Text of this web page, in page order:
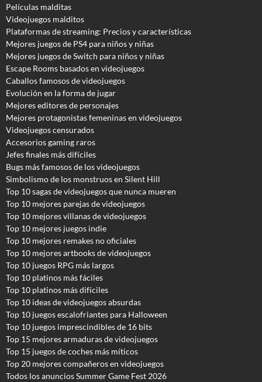
Películas malditas
Videojuegos malditos
Plataformas de streaming: Precios y características
Mejores juegos de PS4 para niños y niñas
Mejores juegos de Switch para niños y niñas
Escape Rooms basados en videojuegos
Caballos famosos de videojuegos
Evolución en la forma de jugar
Mejores editores de personajes
Mejores protagonistas femeninas en videojuegos
Videojuegos censurados
Accesorios gaming raros
Jefes finales más difíciles
Bugs más famosos de los videojuegos
Simbolismo de los monstruos en Silent Hill
Top 10 sagas de videojuegos que nunca mueren
Top 10 mejores parejas de videojuegos
Top 10 mejores villanas de videojuegos
Top 10 mejores juegos indie
Top 10 mejores remakes no oficiales
Top 10 mejores artbooks de videojuegos
Top 10 juegos RPG más largos
Top 10 platinos más fáciles
Top 10 platinos más difíciles
Top 10 ideas de videojuegos absurdas
Top 10 juegos escalofriantes para Halloween
Top 10 juegos imprescindibles de 16 bits
Top 15 mejores armaduras de videojuegos
Top 15 juegos de coches más míticos
Top 20 mejores compañeros en videojuegos
Todos los anuncios Summer Game Fest 2026